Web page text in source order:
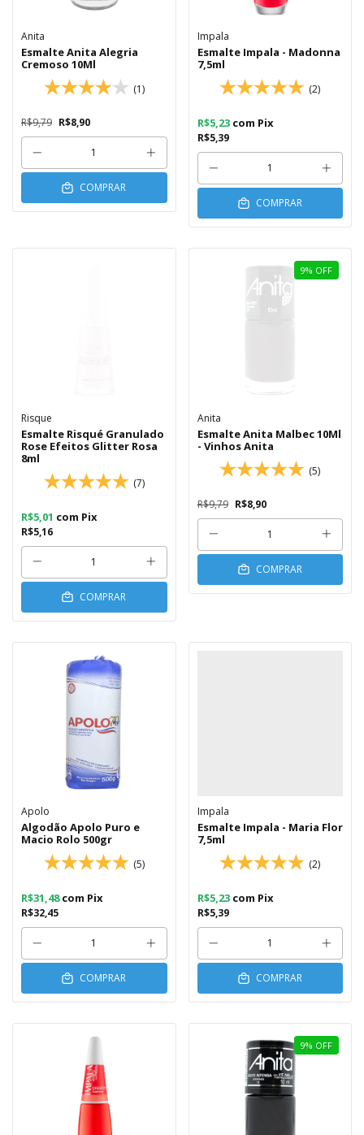
Anita
Esmalte Anita Alegria
Cremoso 10Ml
(1)
R$9,79 R$8,90
COMPRAR
Impala
Esmalte Impala - Madonna
7,5ml
(2)
R$5,39
R$5,23 com Pix
COMPRAR
Risque
Esmalte Risqué Granulado
Rose Efeitos Glitter Rosa
8ml
(7)
R$5,16
R$5,01 com Pix
COMPRAR
9% OFF
Anita
Esmalte Anita Malbec 10Ml
- Vinhos Anita
(5)
R$9,79 R$8,90
COMPRAR
Apolo
Algodão Apolo Puro e
Macio Rolo 500gr
(5)
R$32,45
R$31,48com Pix
COMPRAR
Impala
Esmalte Impala - Maria Flor
7,5ml
(2)
R$5,39
R$5,23 com Pix
COMPRAR
9% OFF